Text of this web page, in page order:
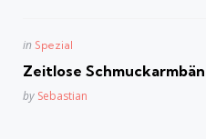
Posted
in Spezial
Zeitlose
Posted
by Sebastian